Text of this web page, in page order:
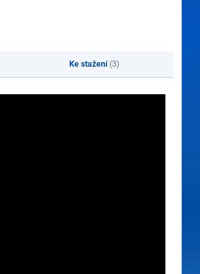
Ke stažení(3)